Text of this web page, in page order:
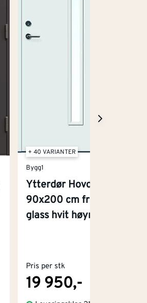
+ 40 VARIANTER
Bygg1
Ytterdør Hovdeby
90x200 cm frostet
glass hvit høyre
Pris per stk
19 950,-